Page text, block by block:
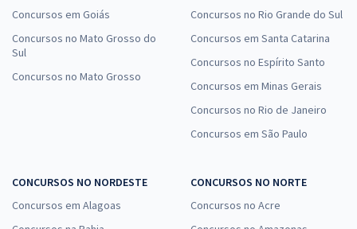
Concursos em Goiás
Concursos no Mato Grosso do
Sul
Concursos no Mato Grosso
Concursos no Rio Grande do Sul
Concursos em Santa Catarina
Concursos no Espírito Santo
Concursos em Minas Gerais
Concursos no Rio de Janeiro
Concursos em São Paulo
CONCURSOS NO NORDESTE
Concursos em Alagoas
CONCURSOS NO NORTE
Concursos no Acre